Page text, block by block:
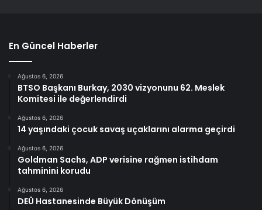
En Güncel Haberler
Ağustos 6, 2026
BTSO Başkanı Burkay, 2030 vizyonunu 62. Meslek
Komitesi ile değerlendirdi
Ağustos 6, 2026
14 yaşındaki çocuk savaş uçaklarını alarma geçirdi
Ağustos 6, 2026
Goldman Sachs, ADP verisine rağmen istihdam
tahminini korudu
Ağustos 6, 2026
DEÜ Hastanesinde Büyük Dönüşüm